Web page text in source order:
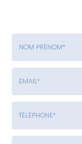
Nom
Prénom
*
Email
*
Tél.